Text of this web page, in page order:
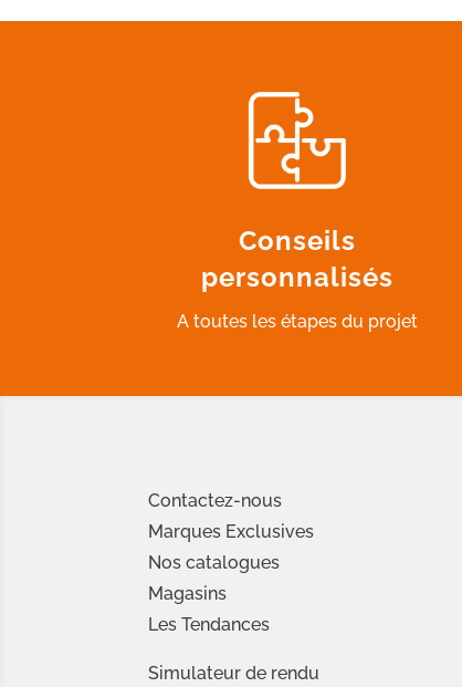
Conseils
personnalisés
A toutes les étapes du projet
Contactez-nous
Marques Exclusives
Nos catalogues
Magasins
Les Tendances
Simulateur de rendu